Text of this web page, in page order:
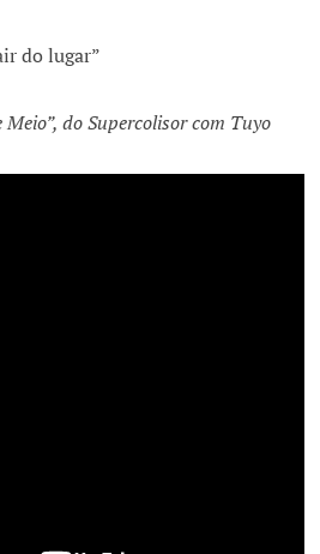
do lugar”
do Supercolisor com Tuyo